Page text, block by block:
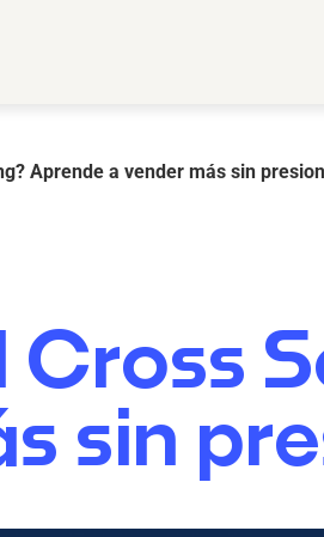
Aprende a vender más sin
Cross
sin